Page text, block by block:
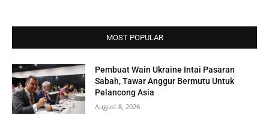
MOST POPULAR
Pembuat Wain Ukraine Intai Pasaran
Sabah, Tawar Anggur Bermutu Untuk
Pelancong Asia
August 8, 2026